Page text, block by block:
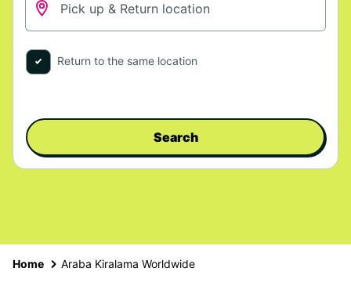
Return to the same location
Search
Home Araba Kiralama Worldwide